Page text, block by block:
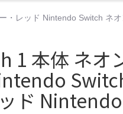
・レッド Nintendo Switch ネオ
1 本体 ネオ
ド